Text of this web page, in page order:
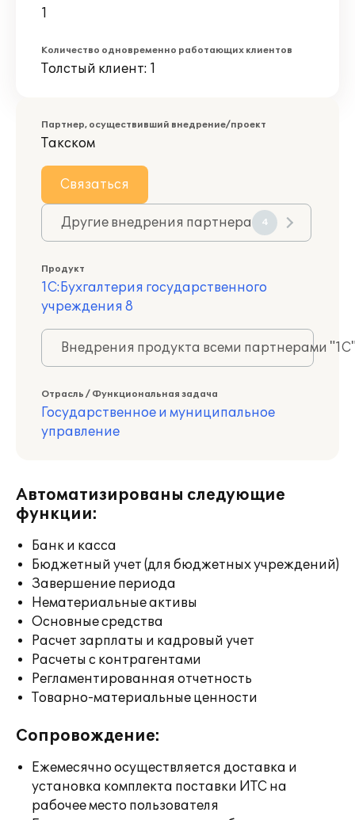
1
Количество одновременно работающих клиентов
Толстый клиент: 1
Партнер, осуществивший внедрение/проект
Такском
Связаться
Другие внедрения партнера 4
Продукт
1С:Бухгалтерия государственного
учреждения 8
Внедрения продукта всеми партнерами
Отрасль / Функциональная задача
Государственное и муниципальное
управление
Автоматизированы следующие
функции:
Банк и касса
Бюджетный учет (для бюджетных учреждений)
Завершение периода
Нематериальные активы
Основные средства
Расчет зарплаты и кадровый учет
Расчеты с контрагентами
Регламентированная отчетность
Товарно-материальные ценности
Сопровождение:
Ежемесячно осуществляется доставка и
установка комплекта поставки ИТС на
рабочее место пользователя